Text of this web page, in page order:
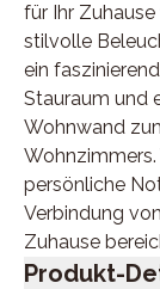
für Ihr
stilvolle
ein
Stauraum und
Wohnwand
Wohnzimmers.
persönliche
Verbindung
Zuhause
Produkt-